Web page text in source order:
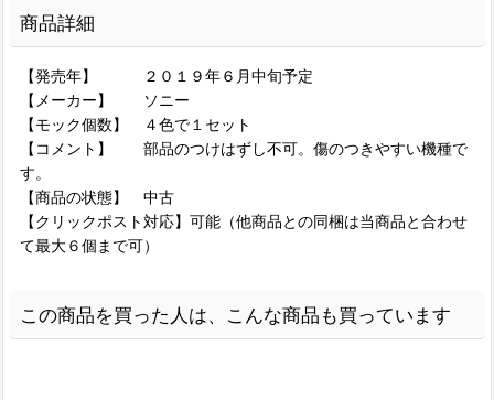
商品詳細
【発売年】 ２０１９年６月中旬予定
【メーカー】 ソニー
【モック個数】 ４色で１セット
【コメント】 部品のつけはずし不可。傷のつきやすい機種で
す。
【商品の状態】 中古
【クリックポスト対応】可能（他商品との同梱は当商品と合わせ
て最大６個まで可）
この商品を買った人は、こんな商品も買っています